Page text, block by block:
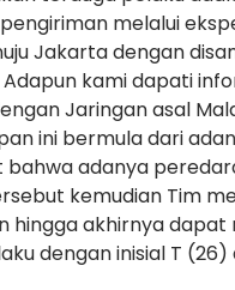
melalui
Jakarta dengan
Adapun kami dapati
Jaringan asal
ini bermula dari
bahwa adanya
kemudian Tim
hingga akhirnya
dengan inisial T (26)